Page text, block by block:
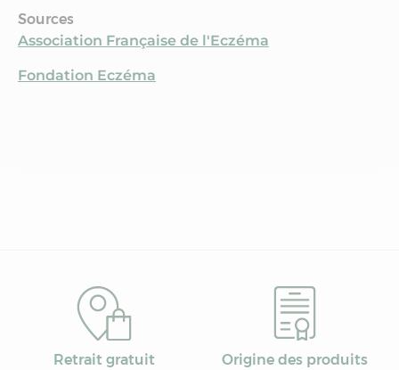
Sources
Association Française de l'Eczéma
Fondation Eczéma
Retrait gratuit
Origine des produits